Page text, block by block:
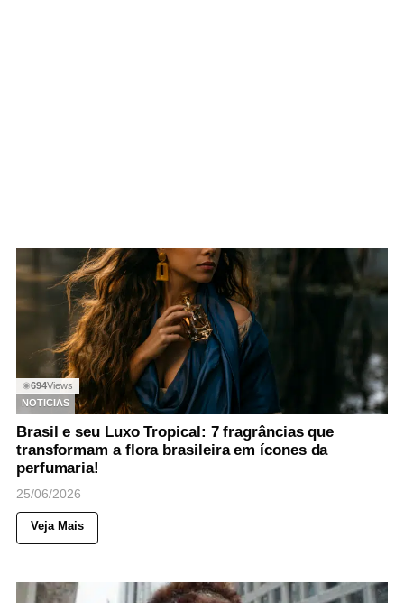
◉694Views
NOTICIAS
Brasil e seu Luxo Tropical: 7 fragrâncias que
transformam a flora brasileira em ícones da
perfumaria!
25/06/2026
Veja Mais